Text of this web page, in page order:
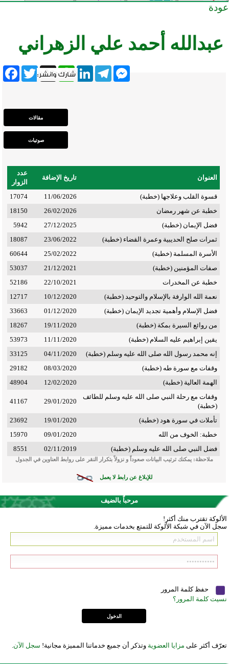
عودة
عبدالله أحمد علي الزهراني
Twitter X
WhatsAppLinkedInTelegram
Messenger
العنوان تاريخ الإضافة
عدد
الزوار
قسوة القلب وعلاجها (خطبة)
11/06/2026
17074
خطبة عن شهر رمضان
26/02/2026
18150
فضل الإيمان (خطبة)
27/12/2025
5942
ثمرات صلح الحديبية وعمرة القضاء (خطبة)
23/06/2022
18087
الأسرة المسلمة (خطبة)
25/02/2022
60644
صفات المؤمنين (خطبة)
21/12/2021
53037
خطبة عن المخدرات
22/10/2021
52186
نعمة الله الوارفة بالإسلام والتوحيد (خطبة)
10/12/2020
12717
فضل الإسلام وأهمية تجديد الإيمان (خطبة)
01/12/2020
33663
من روائع السيرة بمكة (خطبة)
19/11/2020
18267
يقين إبراهيم عليه السلام (خطبة)
11/11/2020
53973
إنه محمد رسول الله صلى الله عليه وسلم (خطبة)
04/11/2020
33125
وقفات مع سورة طه (خطبة)
08/03/2020
29182
الهمة العالية (خطبة)
12/02/2020
48904
وقفات مع رحلة النبي صلى الله عليه وسلم للطائف
(خطبة)
29/01/2020
41167
تأملات في سورة هود (خطبة) 19/01/2020
23692
خطبة: الخوف من الله
09/01/2020
15970
فضل النبي صلى الله عليه وسلم (خطبة)
02/11/2019
8551
ملاحظة: يمكنك ترتيب البيانات صعوداً و نزولاً بتكرار النقر على روابط العناوين في الجدول
للإبلاغ عن رابط لا يعمل
مرحباً بالضيف
الألوكة تقترب منك أكثر!
سجل الآن في شبكة الألوكة للتمتع بخدمات مميزة.
حفظ كلمة المرور
نسيت كلمة المرور؟
تعرّف أكثر على مزايا العضوية وتذكر أن جميع خدماتنا المميزة مجانية! سجل الآن.